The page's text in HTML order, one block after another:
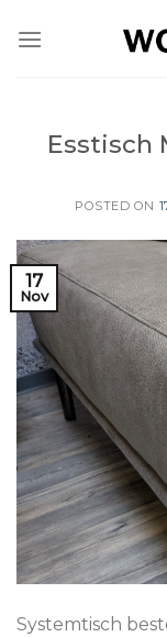
Esstisch
POSTED ON
17
Nov
Systemtisch